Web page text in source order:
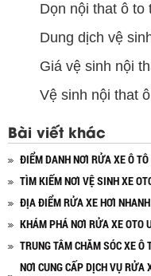
Dọn nội that ô to
Dung dịch vệ
Giá vệ sinh nội
Vệ sinh nội that
Bài viết khác
ĐIỂM DANH NƠI RỬA XE Ô
TÌM KIẾM NƠI VỆ SINH XE
ĐỊA ĐIỂM RỬA XE HƠI
KHÁM PHÁ NƠI RỬA XE OTO
TRUNG TÂM CHĂM SÓC XE Ô
NƠI CUNG CẤP DỊCH VỤ RỬA